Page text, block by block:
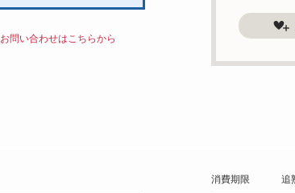
お問い合わせはこちらから
消費期限 追